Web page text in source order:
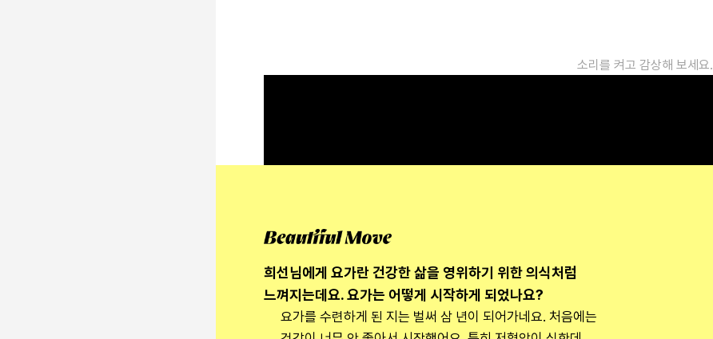
소리를 켜고 감상해 보세요.
희선님에게 요가란 건강한 삶을 영위하기 위한 의식처럼
느껴지는데요. 요가는 어떻게 시작하게 되었나요?
요가를 수련하게 된 지는 벌써 삼 년이 되어가네요. 처음에는